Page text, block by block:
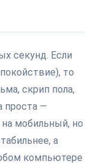
секунд. Если
то
скрип пола,
проста —
мобильный, но
а
компьютере